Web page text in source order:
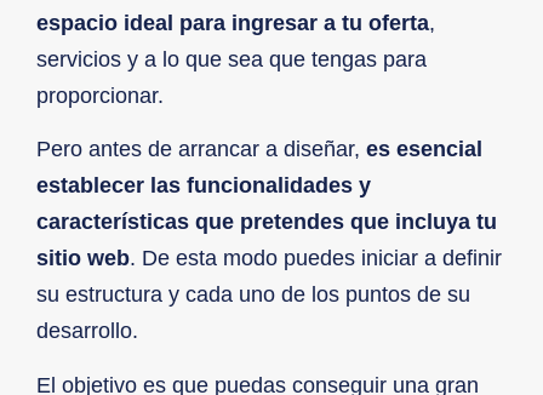
espacio ideal para ingresar a tu oferta,
servicios y a lo que sea que tengas para
proporcionar.
Pero antes de arrancar a diseñar, es esencial
establecer las funcionalidades y
características que pretendes que incluya tu
sitio web. De esta modo puedes iniciar a definir
su estructura y cada uno de los puntos de su
desarrollo.
El objetivo es que puedas conseguir una gran